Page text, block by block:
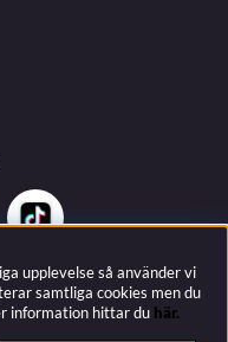
nyhetsbrev
upplevelse så använder vi
samtliga cookies men du
information hittar du här.